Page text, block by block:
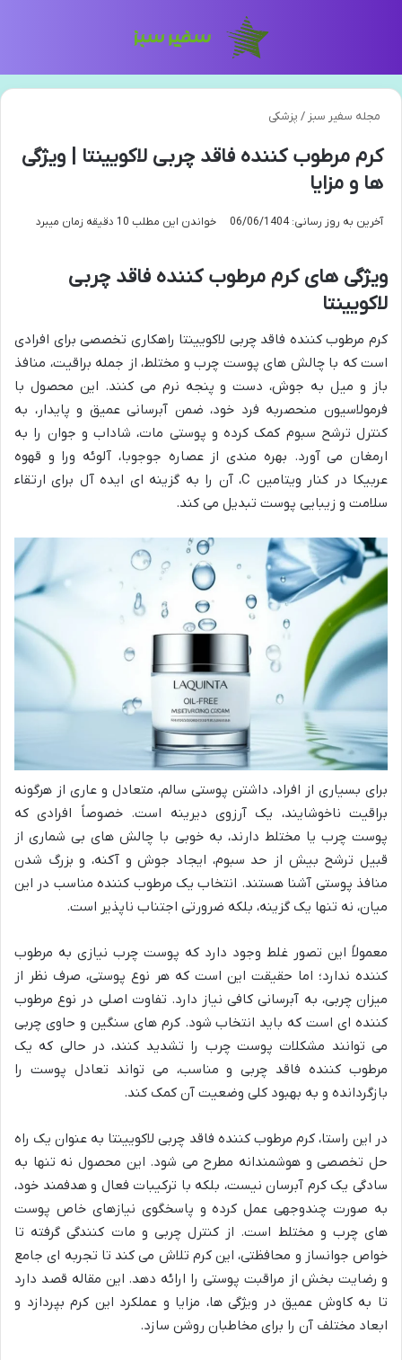
مجله سفیر سبز / پزشکی
کرم مرطوب کننده فاقد چربی لاکویینتا | ویژگی
ها و مزایا
آخرین به روز رسانی: 06/06/1404 خواندن این مطلب 10 دقیقه زمان میبرد
ویژگی های کرم مرطوب کننده فاقد چربی
لاکویینتا
کرم مرطوب کننده فاقد چربی لاکویینتا راهکاری تخصصی برای افرادی
است که با چالش های پوست چرب و مختلط، از جمله براقیت، منافذ
باز و میل به جوش، دست و پنجه نرم می کنند. این محصول با
فرمولاسیون منحصربه فرد خود، ضمن آبرسانی عمیق و پایدار، به
کنترل ترشح سبوم کمک کرده و پوستی مات، شاداب و جوان را به
ارمغان می آورد. بهره مندی از عصاره جوجوبا، آلوئه ورا و قهوه
عربیکا در کنار ویتامین C، آن را به گزینه ای ایده آل برای ارتقاء
سلامت و زیبایی پوست تبدیل می کند.
برای بسیاری از افراد، داشتن پوستی سالم، متعادل و عاری از هرگونه
براقیت ناخوشایند، یک آرزوی دیرینه است. خصوصاً افرادی که
پوست چرب یا مختلط دارند، به خوبی با چالش های بی شماری از
قبیل ترشح بیش از حد سبوم، ایجاد جوش و آکنه، و بزرگ شدن
منافذ پوستی آشنا هستند. انتخاب یک مرطوب کننده مناسب در این
میان، نه تنها یک گزینه، بلکه ضرورتی اجتناب ناپذیر است.
معمولاً این تصور غلط وجود دارد که پوست چرب نیازی به مرطوب
کننده ندارد؛ اما حقیقت این است که هر نوع پوستی، صرف نظر از
میزان چربی، به آبرسانی کافی نیاز دارد. تفاوت اصلی در نوع مرطوب
کننده ای است که باید انتخاب شود. کرم های سنگین و حاوی چربی
می توانند مشکلات پوست چرب را تشدید کنند، در حالی که یک
مرطوب کننده فاقد چربی و مناسب، می تواند تعادل پوست را
بازگردانده و به بهبود کلی وضعیت آن کمک کند.
در این راستا، کرم مرطوب کننده فاقد چربی لاکویینتا به عنوان یک راه
حل تخصصی و هوشمندانه مطرح می شود. این محصول نه تنها به
سادگی یک کرم آبرسان نیست، بلکه با ترکیبات فعال و هدفمند خود،
به صورت چندوجهی عمل کرده و پاسخگوی نیازهای خاص پوست
های چرب و مختلط است. از کنترل چربی و مات کنندگی گرفته تا
خواص جوانساز و محافظتی، این کرم تلاش می کند تا تجربه ای جامع
و رضایت بخش از مراقبت پوستی را ارائه دهد. این مقاله قصد دارد
تا به کاوش عمیق در ویژگی ها، مزایا و عملکرد این کرم بپردازد و
ابعاد مختلف آن را برای مخاطبان روشن سازد.